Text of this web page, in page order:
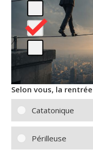
Selon vous, la
Catatonique
Périlleuse